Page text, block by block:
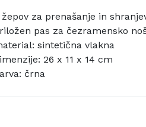
žepov za prenašanje in
pas za čezramensko
sintetična vlakna
26 x 11 x 14 cm
črna